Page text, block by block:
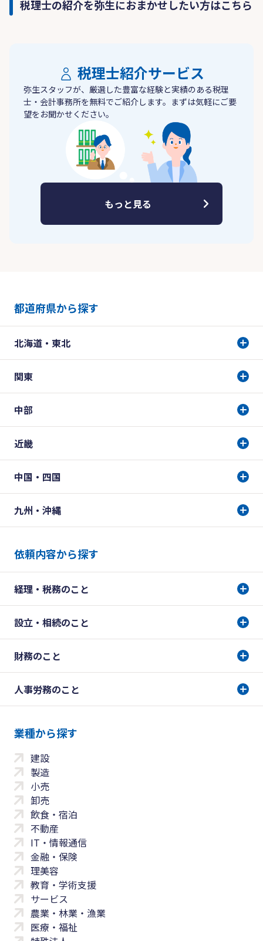
税理士の紹介を弥生におまかせしたい方はこちら
税理士紹介サービス
弥生スタッフが、厳選した豊富な経験と実績のある税理
士・会計事務所を無料でご紹介します。まずは気軽にご要
望をお聞かせください。
もっと見る
都道府県から探す
北海道・東北
関東
中部
近畿
中国・四国
九州・沖縄
依頼内容から探す
経理・税務のこと
設立・相続のこと
財務のこと
人事労務のこと
業種から探す
建設
製造
小売
卸売
飲食・宿泊
不動産
IT・情報通信
金融・保険
理美容
教育・学術支援
サービス
農業・林業・漁業
医療・福祉